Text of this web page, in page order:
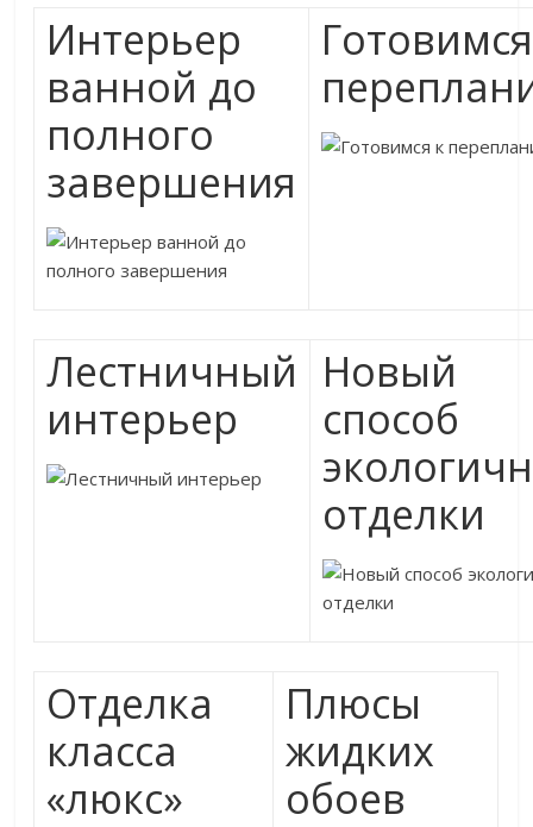
Интерьер
ванной до
полного
завершения
Лестничный
интерьер
Новый
способ
отделки
Отделка
класса
«люкс»
Плюсы
жидких
обоев